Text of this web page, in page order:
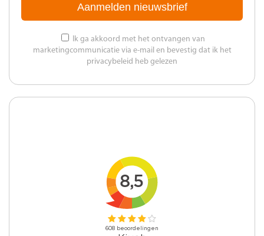
Aanmelden nieuwsbrief
Ik ga akkoord met het ontvangen van
marketingcommunicatie via e-mail en bevestig dat ik het
privacybeleid heb gelezen